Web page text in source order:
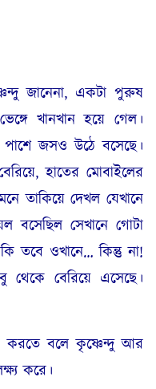
জানেনা, একটা পুরুষ
খানখান হয়ে গেল।
জসও উঠে বসেছে।
হাতের মোবাইলের
তাকিয়ে দেখল যেখানে
বসেছিল সেখানে গোটা
তবে ওখানে… কিন্তু না!
থেকে বেরিয়ে এসেছে।
বলে কৃষ্ণেন্দু আর
করে।